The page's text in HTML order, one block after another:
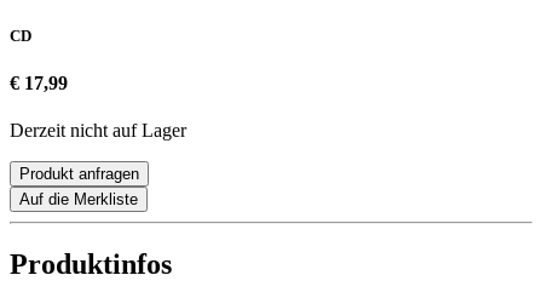
CD
€ 17,99
Derzeit nicht auf Lager
Produkt anfragen
Auf die Merkliste
Produktinfos